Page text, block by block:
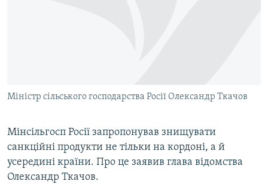
ІНФОГРАФІКА
ДОЛУЧАЙСЯ!
Усі сайти RFE/RL
Міністр сільського господарства Росії Олександр Ткачов
Мінсільгосп Росії запропонував знищувати
санкційні продукти не тільки на кордоні, а й
усередині країни. Про це заявив глава відомства
Олександр Ткачов.